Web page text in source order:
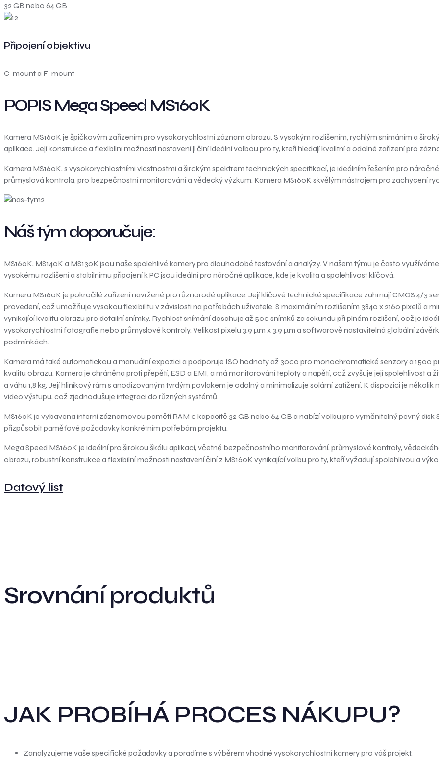
32 GB nebo 64 GB
Připojení objektivu
C-mount a F-mount
POPIS Mega Speed MS160K
Kamera MS160K je špičkovým zařízením pro vysokorychlostní záznam obrazu. S vysokým rozlišením, rychlým snímáním a
aplikace. Její konstrukce a flexibilní možnosti nastavení ji činí ideální volbou pro ty, kteří hledají kvalitní a odolné zařízení pro
Kamera MS160K, s vysokorychlostními vlastnostmi a širokým spektrem technických specifikací, je ideálním řešením pro
průmyslová kontrola, pro bezpečnostní monitorování a vědecký výzkum. Kamera MS160K skvělým nástrojem pro zachycení
Náš tým doporučuje:
MS160K, MS140K a MS130K jsou naše spolehlivé kamery pro dlouhodobé testování a analýzy. V našem týmu je často
vysokému rozlišení a stabilnímu připojení k PC jsou ideální pro náročné aplikace, kde je kvalita a spolehlivost klíčová.
Kamera MS160K je pokročilé zařízení navržené pro různorodé aplikace. Její klíčové technické specifikace zahrnují CMOS 4/3
provedení, což umožňuje vysokou flexibilitu v závislosti na potřebách uživatele. S maximálním rozlišením 3840 x 2160 pixelů a
vynikající kvalitu obrazu pro detailní snímky. Rychlost snímání dosahuje až 500 snímků za sekundu při plném rozlišení, což je
vysokorychlostní fotografie nebo průmyslové kontroly. Velikost pixelu 3.9 µm x 3.9 µm a softwarově nastavitelná globální
podmínkách.
Kamera má také automatickou a manuální expozici a podporuje ISO hodnoty až 3000 pro monochromatické senzory a 1500
kvalitu obrazu. Kamera je chráněna proti přepětí, ESD a EMI, a má monitorování teploty a napětí, což zvyšuje její spolehlivost a
a váhu 1,8 kg. Její hliníkový rám s anodizovaným tvrdým povlakem je odolný a minimalizuje solární zatížení. K dispozici je
video výstupu, což zjednodušuje integraci do různých systémů.
MS160K je vybavena interní záznamovou pamětí RAM o kapacitě 32 GB nebo 64 GB a nabízí volbu pro vyměnitelný pevný disk
přizpůsobit paměťové požadavky konkrétním potřebám projektu.
Mega Speed MS160K je ideální pro širokou škálu aplikací, včetně bezpečnostního monitorování, průmyslové kontroly,
obrazu, robustní konstrukce a flexibilní možnosti nastavení činí z MS160K vynikající volbu pro ty, kteří vyžadují spolehlivou a
Datový list
Srovnání produktů
JAK PROBÍHÁ PROCES NÁKUPU?
Zanalyzujeme vaše specifické požadavky a poradíme s výběrem vhodné vysokorychlostní kamery pro váš projekt.